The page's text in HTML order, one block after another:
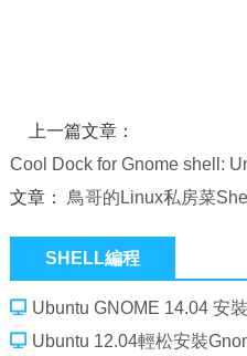
上一篇文章：
Cool Dock for Gnome shell:
文章： 鳥哥的Linux私房菜
SHELL編程
Ubuntu GNOME 14.04 安
Ubuntu 12.04輕松安裝